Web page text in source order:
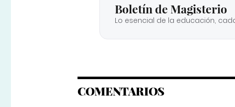
Boletín de Magisterio
Lo esencial de la educación,
COMENTARIOS